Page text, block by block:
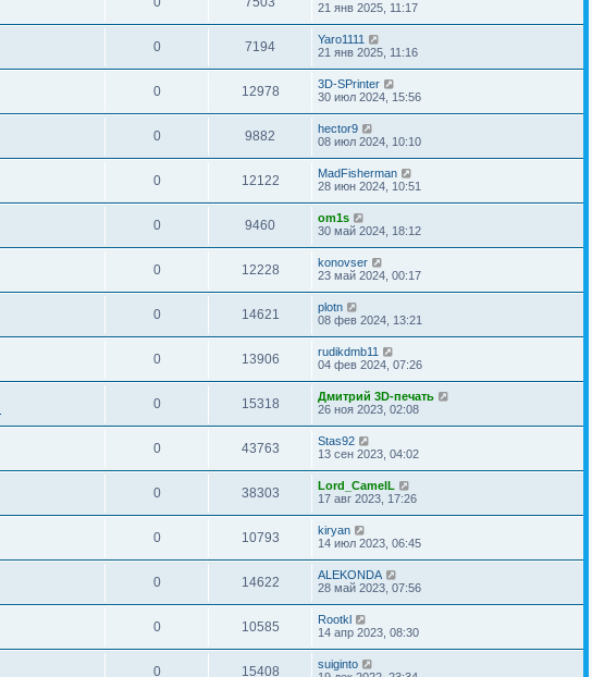
21 янв 2025, 11:17
0 7194
Yaro1111
21 янв 2025, 11:16
0 12978
3D-SPrinter
30 июл 2024, 15:56
0 9882
hector9
08 июл 2024, 10:10
0 12122
MadFisherman
28 июн 2024, 10:51
0 9460
om1s
30 май 2024, 18:12
0 12228
konovser
23 май 2024, 00:17
0 14621
plotn
08 фев 2024, 13:21
0 13906
rudikdmb11
04 фев 2024, 07:26
0 15318
Дмитрий 3D-печать
26 ноя 2023, 02:08
0 43763
Stas92
13 сен 2023, 04:02
0 38303
Lord_CamelL
17 авг 2023, 17:26
0 10793
kiryan
14 июл 2023, 06:45
0 14622
ALEKONDA
28 май 2023, 07:56
0 10585
Rootkl
14 апр 2023, 08:30
0 15408
suiginto